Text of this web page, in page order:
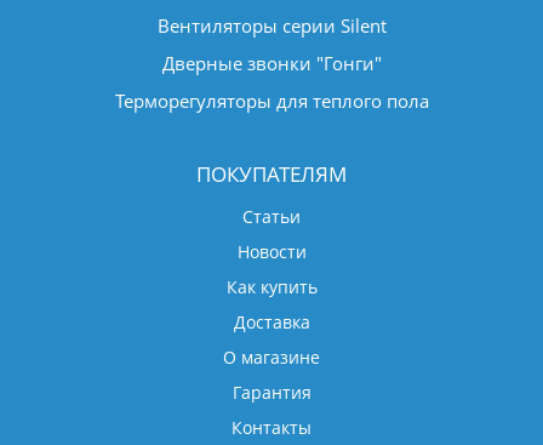
Вентиляторы серии Silent
Дверные звонки "Гонги"
Терморегуляторы для теплого пола
ПОКУПАТЕЛЯМ
Статьи
Новости
Как купить
Доставка
О магазине
Гарантия
Контакты